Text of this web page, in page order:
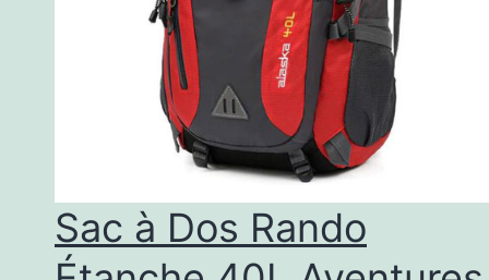
Sac à Dos Rando